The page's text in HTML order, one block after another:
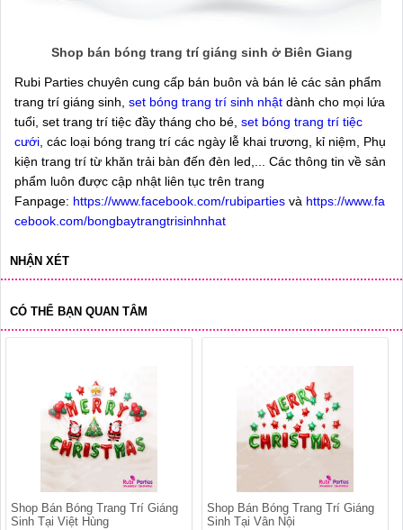
Shop bán bóng trang trí giáng sinh ở Biên Giang
Rubi Parties chuyên cung cấp bán buôn và bán lẻ các sản phẩm
trang trí giáng sinh, set bóng trang trí sinh nhật dành cho mọi lứa
tuổi, set trang trí tiệc đầy tháng cho bé, set bóng trang trí tiệc
cưới , các loại bóng trang trí các ngày lễ khai trương, kỉ niệm, Phụ
kiện trang trí từ khăn trải bàn đến đèn led,... Các thông tin về sản
phẩm luôn được cập nhật liên tục trên trang
Fanpage: https://www.facebook.com/rubiparties và https://www.fa
cebook.com/bongbaytrangtrisinhnhat
NHẬN XÉT
CÓ THỂ BẠN QUAN TÂM
Shop Bán Bóng Trang Trí Giáng
Sinh Tại Việt Hùng
Shop Bán Bóng Trang Trí Giáng
Sinh Tại Vân Nội